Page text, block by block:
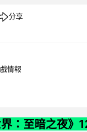
分享
情報
界：至暗之夜》